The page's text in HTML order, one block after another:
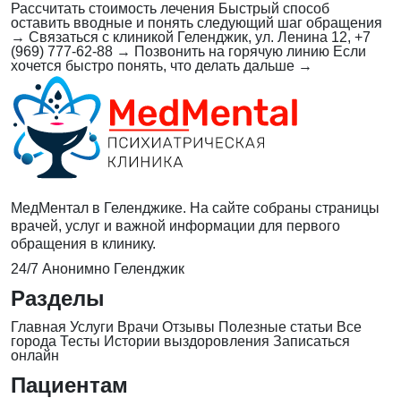
Рассчитать стоимость лечения Быстрый способ
оставить вводные и понять следующий шаг обращения
→ Связаться с клиникой Геленджик, ул. Ленина 12, +7
(969) 777-62-88 → Позвонить на горячую линию Если
хочется быстро понять, что делать дальше →
МедМентал в Геленджике. На сайте собраны страницы
врачей, услуг и важной информации для первого
обращения в клинику.
24/7 Анонимно Геленджик
Разделы
Главная Услуги Врачи Отзывы Полезные статьи Все
города Тесты Истории выздоровления Записаться
онлайн
Пациентам